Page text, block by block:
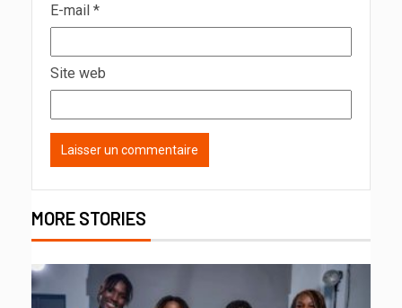
E-mail *
Site web
MORE STORIES